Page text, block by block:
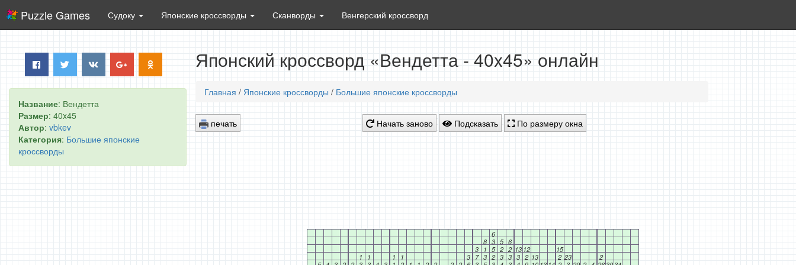
Puzzle Games Судоку Японские кроссворды Сканворды Венгерский кроссворд
Название: Вендетта
Размер: 40x45
Автор: vbkev
Категория: Большие японские
кроссворды
Японский кроссворд «Вендетта - 40x45» онлайн
Главная / Японские кроссворды / Большие японские кроссворды
печать Начать заново Подсказать По размеру окна
6
8 3 5 6
3
1 5 2 2 13 12
15
1
1 1 1 3 7 3 2 3 3 3 2 13 2 23
2